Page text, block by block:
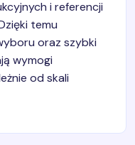
i referencji
temu
oraz szybki
wymogi
od skali